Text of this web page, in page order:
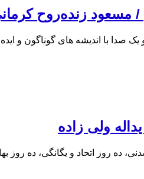
/ مسعود زنده‌‫روح
صدا با اندیشه های گوناگون و
ولی زاده
ده روز اتحاد و یگانگی، ده